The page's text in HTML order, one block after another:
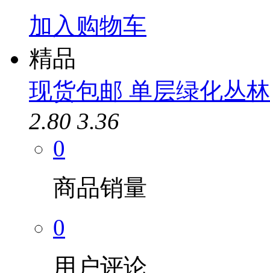
加入购物车
精品
现货包邮 单层绿化丛
2.80 3.36
0
商品销量
0
用户评论